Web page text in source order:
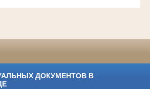
ДОКУМЕНТОВ В